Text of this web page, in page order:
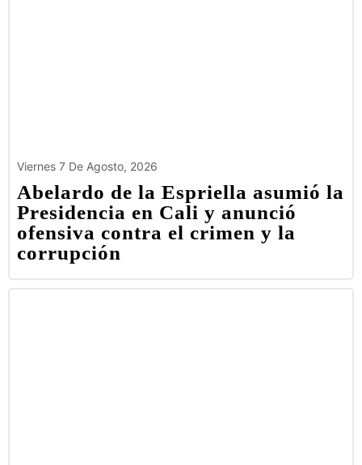
Viernes 7 De Agosto, 2026
Abelardo de la Espriella asumió la
Presidencia en Cali y anunció
ofensiva contra el crimen y la
corrupción